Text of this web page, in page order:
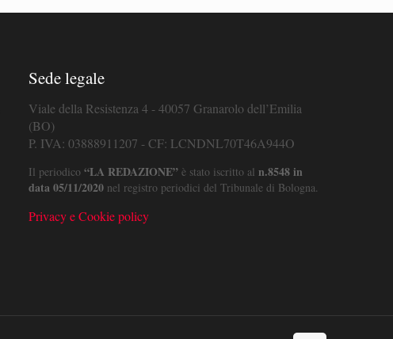
Sede legale
Viale della Resistenza 4 - 40057 Granarolo dell’Emilia
(BO)
P. IVA: 03888911207 - CF: LCNDNL70T46A944O
Il periodico “LA REDAZIONE”è stato iscritto al n.8548 in
data 05/11/2020nel registro periodici del Tribunale di Bologna.
Privacy e Cookie policy